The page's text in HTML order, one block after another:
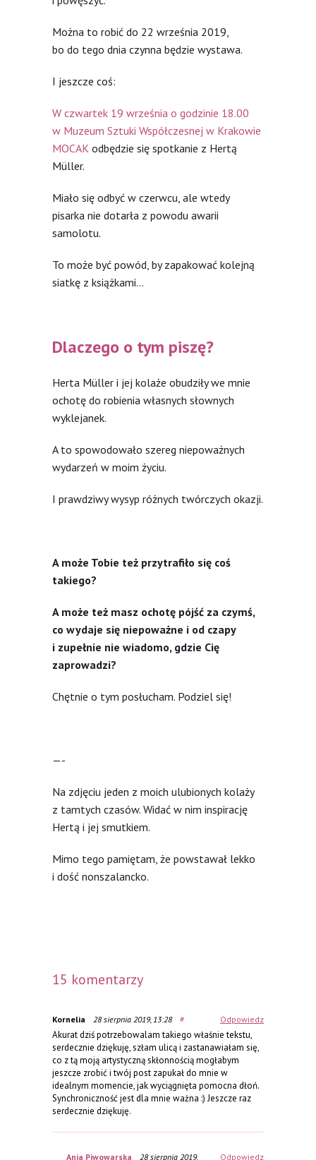
Można to robić do 22 września 2019,
bo do tego dnia czynna będzie wystawa.
I jeszcze coś:
W czwartek 19 września o godzinie 18.00
w Muzeum Sztuki Współczesnej w Krakowie
MOCAK odbędzie się spotkanie z Hertą
Müller.
Miało się odbyć w czerwcu, ale wtedy
pisarka nie dotarła z powodu awarii
samolotu.
To może być powód, by zapakować kolejną
siatkę z książkami…
Dlaczego o tym piszę?
Herta Müller i jej kolaże obudziły we mnie
ochotę do robienia własnych słownych
wyklejanek.
A to spowodowało szereg niepoważnych
wydarzeń w moim życiu.
I prawdziwy wysyp różnych twórczych okazji.
A może Tobie też przytrafiło się coś
takiego?
A może też masz ochotę pójść za czymś,
co wydaje się niepoważne i od czapy
i zupełnie nie wiadomo, gdzie Cię
zaprowadzi?
Chętnie o tym posłucham. Podziel się!
—-
Na zdjęciu jeden z moich ulubionych kolaży
z tamtych czasów. Widać w nim inspirację
Hertą i jej smutkiem.
Mimo tego pamiętam, że powstawał lekko
i dość nonszalancko.
15 komentarzy
Odpowiedz
Kornelia 28 sierpnia 2019, 13:28 #
Akurat dziś potrzebowalam takiego właśnie tekstu,
serdecznie dziękuję, szłam ulicą i zastanawiałam się,
co z tą moją artystyczną skłonnością mogłabym
jeszcze zrobić i twój post zapukał do mnie w
idealnym momencie, jak wyciągnięta pomocna dłoń.
Synchroniczność jest dla mnie ważna :) Jeszcze raz
serdecznie dziękuję.
Odpowiedz
Ania Piwowarska
28 sierpnia 2019,